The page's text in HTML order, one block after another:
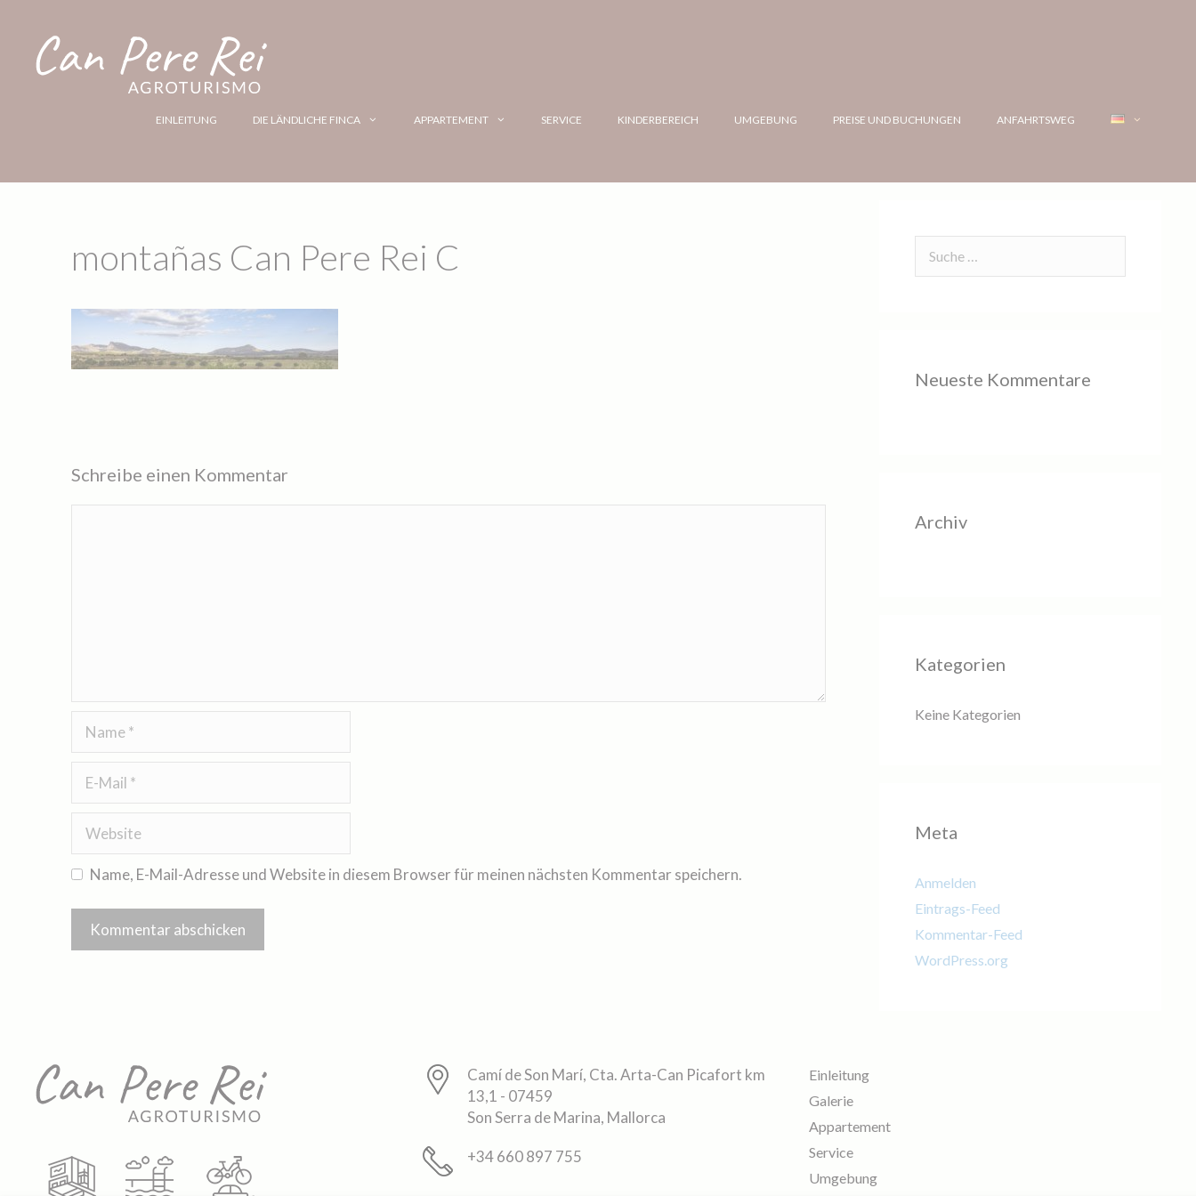
EINLEITUNG DIE LÄNDLICHE FINCA APPARTEMENT SERVICE KINDERBEREICH UMGEBUNG PREISE UND BUCHUNGEN ANFAHRTSWEG
montañas Can Pere Rei C
Schreibe einen Kommentar
Name, E-Mail-Adresse und Website in diesem Browser für meinen nächsten Kommentar speichern.
Neueste Kommentare
Archiv
Kategorien
Keine Kategorien
Meta
Anmelden
Eintrags-Feed
Kommentar-Feed
WordPress.org
Camí de Son Marí, Cta. Arta-Can Picafort km
13,1 - 07459
Son Serra de Marina, Mallorca
+34 660 897 755
Einleitung
Galerie
Appartement
Service
Umgebung